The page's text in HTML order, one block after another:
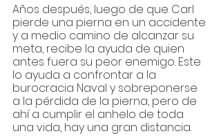
Años después, luego de que Carl
pierde una pierna en un accidente
y a medio camino de alcanzar su
meta, recibe la ayuda de quien
antes fuera su peor enemigo. Este
lo ayuda a confrontar a la
burocracia Naval y sobreponerse
a la pérdida de la pierna, pero de
ahí a cumplir el anhelo de toda
una vida, hay una gran distancia.